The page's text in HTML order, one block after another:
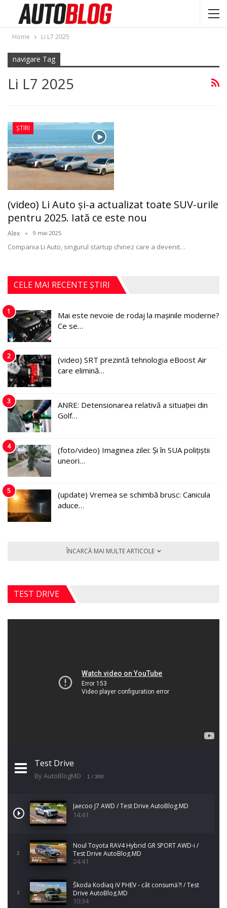
Home Li L7 2025
navigare Tag
Li L7 2025
ȘTIRI
(video) Li Auto și-a actualizat toate SUV-urile
pentru 2025. Iată ce este nou
Alex 9 mai 2025
Compania Li Auto, singurul startup chinez care a devenit…
CELE MAI RECENTE ȘTIRI
1
Mai este nevoie de rodaj la mașinile moderne?
Ce se…
2
(video) SRT prezintă tehnologia eBoost Air
care elimină…
3
ANRE: Detensionarea relativă a situației din
Golf…
4
(foto/video) Imaginea zilei: Și în SUA polițiștii
uneori…
5
(update) Vremea se schimbă brusc: Canicula
aduce…
ÎNCARCĂ MAI MULTE ARTICOLE
TEST DRIVE
Test Drive
By AutoBlogMD 1 / 300
Jaecoo J7 AWD / Test Drive AutoBlog.MD
14:41
2
Noul Toyota RAV4 Hybrid GR SPORT AWD-i /
Test Drive AutoBlog.MD
24:41
3
Škoda Kodiaq iV PHEV - cât consumă?! / Test
Drive AutoBlog.MD
10:34